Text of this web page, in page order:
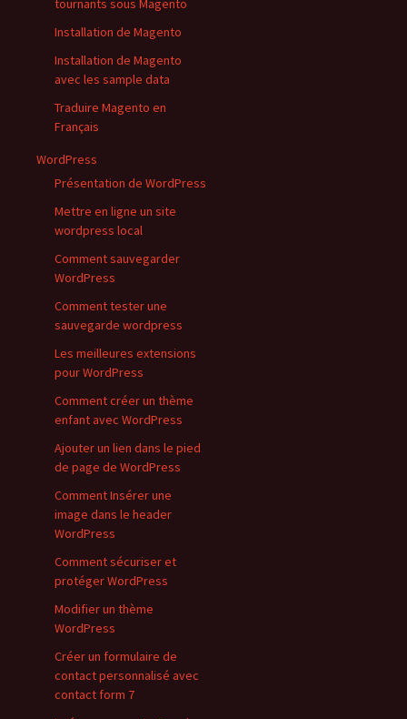
tournants sous Magento
Installation de Magento
Installation de Magento
avec les sample data
Traduire Magento en
Français
WordPress
Présentation de WordPress
Mettre en ligne un site
wordpress local
Comment sauvegarder
WordPress
Comment tester une
sauvegarde wordpress
Les meilleures extensions
pour WordPress
Comment créer un thème
enfant avec WordPress
Ajouter un lien dans le pied
de page de WordPress
Comment Insérer une
image dans le header
WordPress
Comment sécuriser et
protéger WordPress
Modifier un thème
WordPress
Créer un formulaire de
contact personnalisé avec
contact form 7